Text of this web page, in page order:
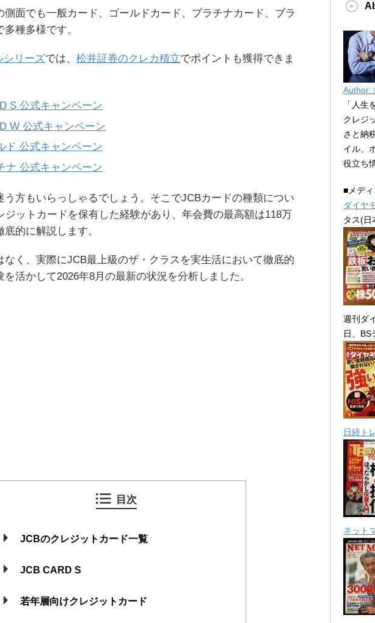
側面でも一般カード、ゴールドカード、プラチナカード、ブラ
種多様です。
シリーズでは、 松井証券のクレカ積立でポイントも獲得できま
S 公式キャンペーン
W 公式キャンペーン
ド 公式キャンペーン
ナ 公式キャンペーン
う方もいらっしゃるでしょう。そこでJCBカードの種類につい
ジットカードを保有した経験があり、年会費の最高額は118万
的に解説します。
なく、実際にJCB最上級のザ・クラスを実生活において徹底的
を活かして2026年8月の最新の状況を分析しました。
目次
JCBのクレジットカード一覧
JCB CARD S
若年層向けクレジットカード
Author:
「人生
クレジ
さと納
イル、
役立ち
■メデ
ダイヤ
タス(日
週刊ダ
日、BS
日経ト
ネット